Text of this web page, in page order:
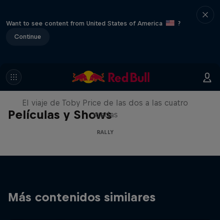
Want to see content from United States of America
?
Continue
Películas y Shows
Price to Dakar
El viaje de Toby Price de las dos a las cuatro
ruedas
RALLY
Más contenidos similares